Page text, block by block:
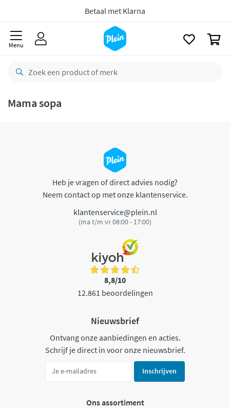
Betaal met Klarna
Menu
Mama sopa
Heb je vragen of direct advies nodig?
Neem contact op met onze klantenservice.
klantenservice@plein.nl
(ma t/m vr 08:00 - 17:00)
8,8/10
12.861 beoordelingen
Nieuwsbrief
Ontvang onze aanbiedingen en acties.
Schrijf je direct in voor onze nieuwsbrief.
Inschrijven
Ons assortiment